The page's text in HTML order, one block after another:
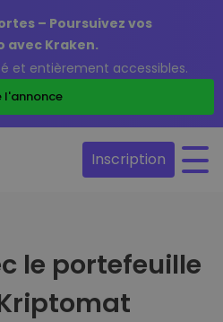
– Poursuivez vos
avec Kraken.
et entièrement accessibles.
l'annonce
Inscription
le portefeuille